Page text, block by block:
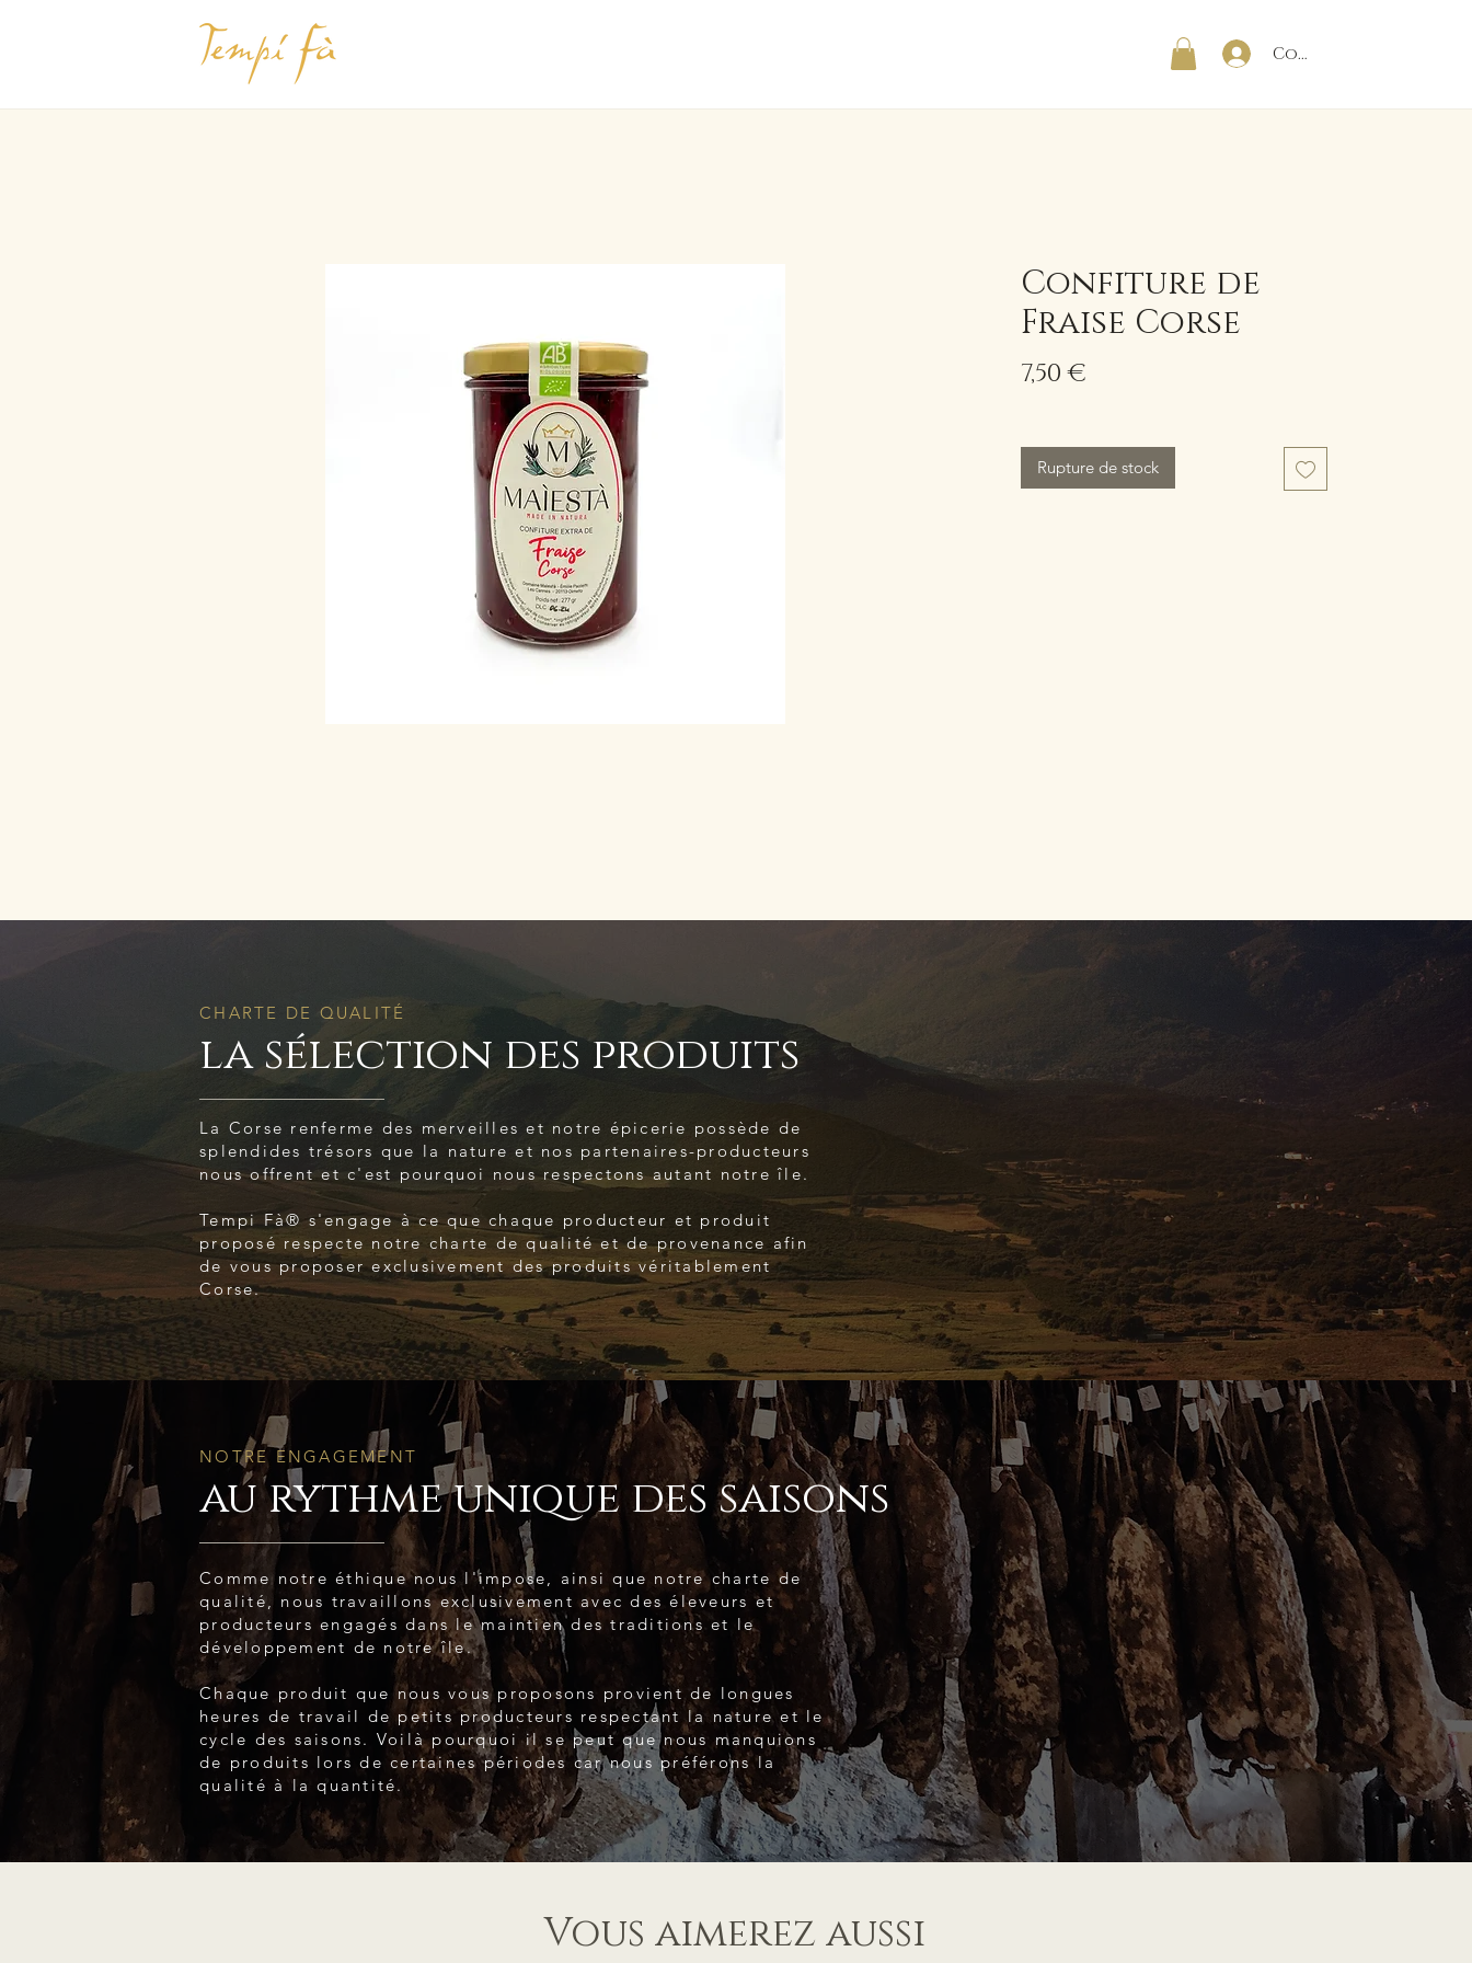
Connexion
Confiture de
Fraise Corse
7,50 €
Rupture de stock
CHARTE DE QUALITÉ
la sélection des produits
La Corse renferme des merveilles et notre épicerie possède de
splendides trésors que la nature et nos partenaires-producteurs
nous offrent et c'est pourquoi nous respectons autant notre île.
Tempi Fà® s'engage à ce que chaque producteur et produit
proposé respecte notre charte de qualité et de provenance afin
de vous proposer exclusivement des produits véritablement
Corse.
NOTRE ENGAGEMENT
au rythme unique des saisons
Comme notre éthique nous l'impose, ainsi que notre charte de
qualité, nous travaillons exclusivement avec des éleveurs et
producteurs engagés dans le maintien des traditions et le
développement de notre île.
Chaque produit que nous vous proposons provient de longues
heures de travail de petits producteurs respectant la nature et le
cycle des saisons. Voilà pourquoi il se peut que nous manquions
de produits lors de certaines périodes car nous préférons la
qualité à la quantité.
Vous aimerez aussi